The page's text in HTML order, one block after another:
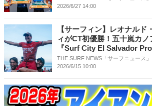
2026/6/27 14:00
【サーフィン】レオナルド
ィがCT初優勝！五十嵐カ
『Surf City El Salvador
THE SURF NEWS「サーフニュース」
2026/6/15 10:00